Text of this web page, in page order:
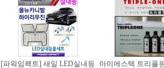
[파워임팩트] 새일 LED실내등 아이에스텍 트리플